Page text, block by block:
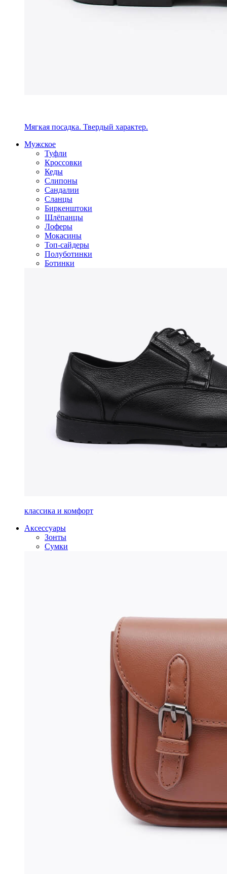
Мягкая посадка. Твердый характер.
Мужское
Туфли
Кроссовки
Кеды
Слипоны
Сандалии
Сланцы
Биркенштоки
Шлёпанцы
Лоферы
Мокасины
Топ-сайдеры
Полуботинки
Ботинки
классика и комфорт
Аксессуары
Зонты
Сумки